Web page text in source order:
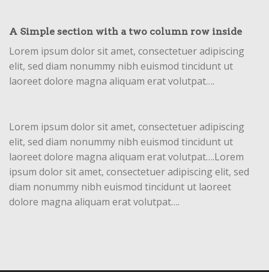
A Simple section with a two column row inside
Lorem ipsum dolor sit amet, consectetuer adipiscing
elit, sed diam nonummy nibh euismod tincidunt ut
laoreet dolore magna aliquam erat volutpat….
Lorem ipsum dolor sit amet, consectetuer adipiscing
elit, sed diam nonummy nibh euismod tincidunt ut
laoreet dolore magna aliquam erat volutpat….Lorem
ipsum dolor sit amet, consectetuer adipiscing elit, sed
diam nonummy nibh euismod tincidunt ut laoreet
dolore magna aliquam erat volutpat….